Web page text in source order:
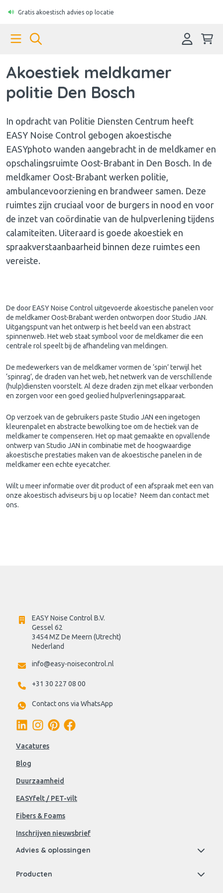
Gratis akoestisch advies op locatie
Akoestiek meldkamer
politie Den Bosch
In opdracht van Politie Diensten Centrum heeft
EASY Noise Control gebogen akoestische
EASYphoto wanden aangebracht in de meldkamer en
opschalingsruimte Oost-Brabant in Den Bosch. In de
meldkamer Oost-Brabant werken politie,
ambulancevoorziening en brandweer samen. Deze
ruimtes zijn cruciaal voor de burgers in nood en voor
de inzet van coördinatie van de hulpverlening tijdens
calamiteiten. Uiteraard is goede akoestiek en
spraakverstaanbaarheid binnen deze ruimtes een
vereiste.
De door EASY Noise Control uitgevoerde akoestische panelen voor
de meldkamer Oost-Brabant werden ontworpen door Studio JAN.
Uitgangspunt van het ontwerp is het beeld van een abstract
spinnenweb. Het web staat symbool voor de meldkamer die een
centrale rol speelt bij de afhandeling van meldingen.
De medewerkers van de meldkamer vormen de ‘spin’ terwijl het
‘spinrag’, de draden van het web, het netwerk van de verschillende
(hulp)diensten voorstelt. Al deze draden zijn met elkaar verbonden
en zorgen voor een goed geolied hulpverleningsapparaat.
Op verzoek van de gebruikers paste Studio JAN een ingetogen
kleurenpalet en abstracte bewolking toe om de hectiek van de
meldkamer te compenseren. Het op maat gemaakte en opvallende
ontwerp van Studio JAN in combinatie met de hoogwaardige
akoestische prestaties maken van de akoestische panelen in de
meldkamer een echte eyecatcher.
Wilt u meer informatie over dit product of een afspraak met een van
onze akoestisch adviseurs bij u op locatie? Neem dan contact met
ons.
EASY Noise Control B.V.
Gessel 62
3454 MZ De Meern (Utrecht)
Nederland
info@easy-noisecontrol.nl
+31 30 227 08 00
Contact ons via WhatsApp
Vacatures
Blog
Duurzaamheid
EASYfelt / PET-vilt
Fibers & Foams
Inschrijven nieuwsbrief
Advies & oplossingen
Producten